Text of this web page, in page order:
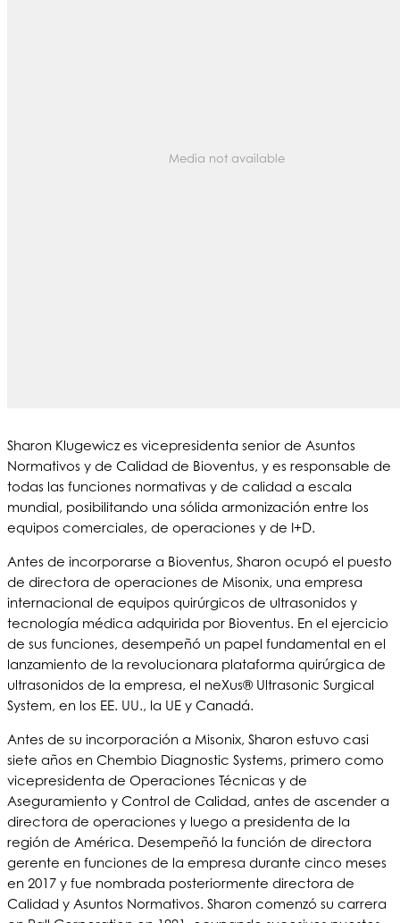
Media not available
Sharon Klugewicz es vicepresidenta senior de Asuntos
Normativos y de Calidad de Bioventus, y es responsable de
todas las funciones normativas y de calidad a escala
mundial, posibilitando una sólida armonización entre los
equipos comerciales, de operaciones y de I+D.
Antes de incorporarse a Bioventus, Sharon ocupó el puesto
de directora de operaciones de Misonix, una empresa
internacional de equipos quirúrgicos de ultrasonidos y
tecnología médica adquirida por Bioventus. En el ejercicio
de sus funciones, desempeñó un papel fundamental en el
lanzamiento de la revolucionara plataforma quirúrgica de
ultrasonidos de la empresa, el neXus® Ultrasonic Surgical
System, en los EE. UU., la UE y Canadá.
Antes de su incorporación a Misonix, Sharon estuvo casi
siete años en Chembio Diagnostic Systems, primero como
vicepresidenta de Operaciones Técnicas y de
Aseguramiento y Control de Calidad, antes de ascender a
directora de operaciones y luego a presidenta de la
región de América. Desempeñó la función de directora
gerente en funciones de la empresa durante cinco meses
en 2017 y fue nombrada posteriormente directora de
Calidad y Asuntos Normativos. Sharon comenzó su carrera